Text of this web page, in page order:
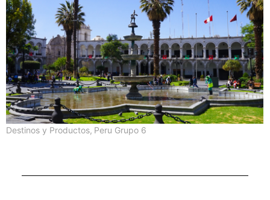
Destinos y Productos, Peru Grupo 6